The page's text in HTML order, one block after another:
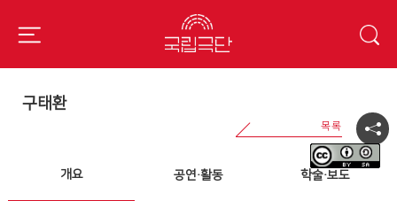
구태환
개요 공연·활동 학술·보도